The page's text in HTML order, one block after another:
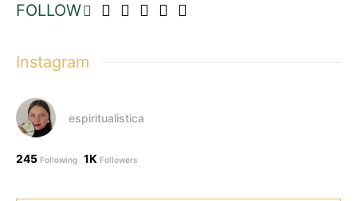
FOLLOW
Instagram
espiritualistica
245 Following 1K Followers